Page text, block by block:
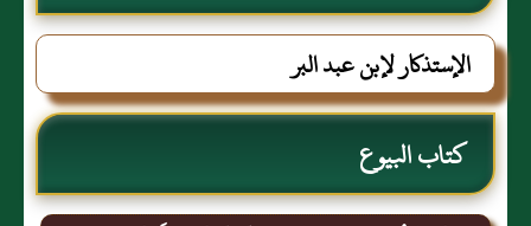
الإستذكار لإبن عبد البر
كتاب البيوع